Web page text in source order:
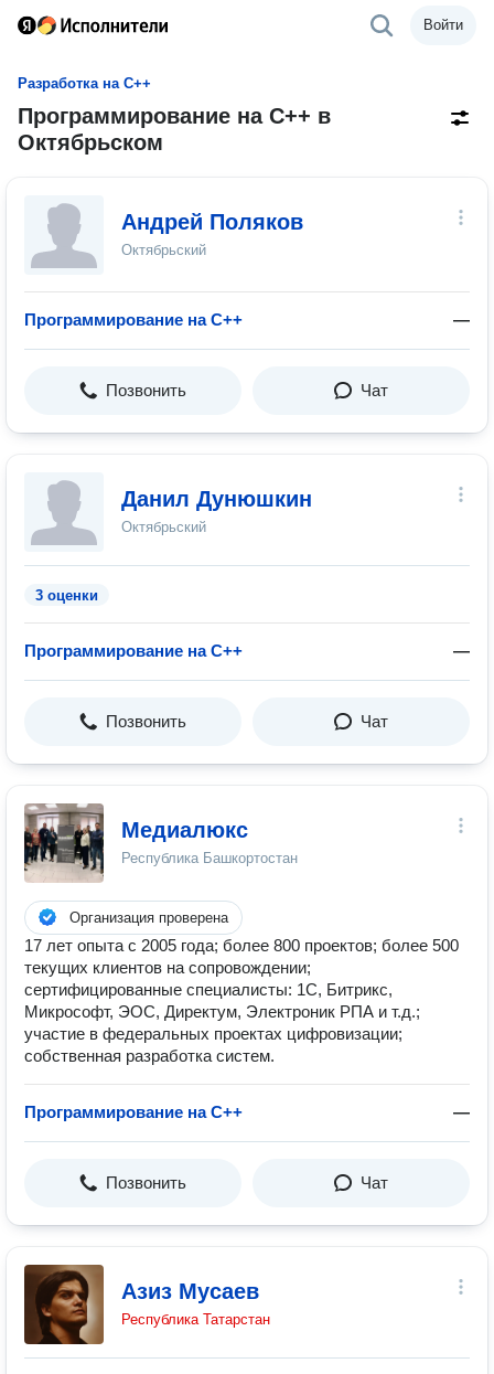
Войти
Разработка на С++
Программирование на C++ в
Октябрьском
Андрей Поляков
Октябрьский
Программирование на C++ —
Позвонить Чат
Данил Дунюшкин
Октябрьский
3 оценки
Программирование на C++ —
Позвонить Чат
Медиалюкс
Республика Башкортостан
Организация проверена
17 лет опыта с 2005 года; более 800 проектов; более 500
текущих клиентов на сопровождении;
сертифицированные специалисты: 1С, Битрикс,
Микрософт, ЭОС, Директум, Электроник РПА и т.д.;
участие в федеральных проектах цифровизации;
собственная разработка систем.
Программирование на C++ —
Позвонить Чат
Азиз Мусаев
Республика Татарстан